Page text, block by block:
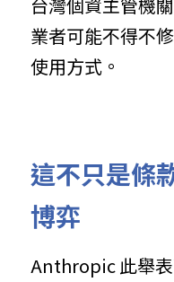
業者可能不得不
使用方式。
這不只是條
博弈
Anthropic 此舉